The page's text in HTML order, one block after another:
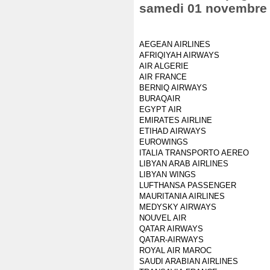
samedi 01 novembre
AEGEAN AIRLINES
AFRIQIYAH AIRWAYS
AIR ALGERIE
AIR FRANCE
BERNIQ AIRWAYS
BURAQAIR
EGYPT AIR
EMIRATES AIRLINE
ETIHAD AIRWAYS
EUROWINGS
ITALIA TRANSPORTO AEREO
LIBYAN ARAB AIRLINES
LIBYAN WINGS
LUFTHANSA PASSENGER
MAURITANIA AIRLINES
MEDYSKY AIRWAYS
NOUVEL AIR
QATAR AIRWAYS
QATAR-AIRWAYS
ROYAL AIR MAROC
SAUDI ARABIAN AIRLINES